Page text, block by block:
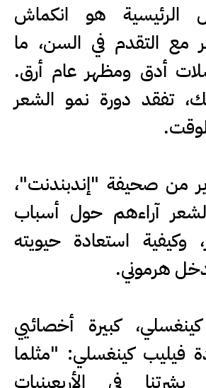
الرئيسية هو انكماش
مع التقدم في السن، ما
أدق ومظهر عام أرق.
تفقد دورة نمو الشعر
من صحيفة "إندبندنت"،
آراءهم حول أسباب
وكيفية استعادة حيويته
هرموني.
كبيرة أخصائيي
فيليب كينغسلي: "مثلما
في الأربعينيات